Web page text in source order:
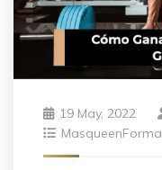
19 May, 2022
MasqueenForma